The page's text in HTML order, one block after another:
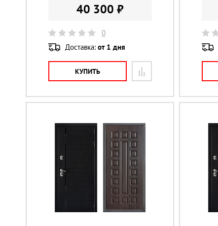
40 300 ₽
0
Доставка: от 1 дня
КУПИТЬ